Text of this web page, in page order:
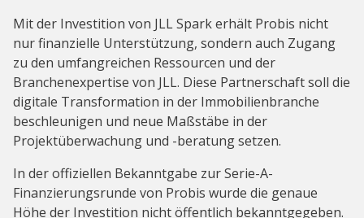
Mit der Investition von JLL Spark erhält Probis nicht
nur finanzielle Unterstützung, sondern auch Zugang
zu den umfangreichen Ressourcen und der
Branchenexpertise von JLL. Diese Partnerschaft soll die
digitale Transformation in der Immobilienbranche
beschleunigen und neue Maßstäbe in der
Projektüberwachung und -beratung setzen.
In der offiziellen Bekanntgabe zur Serie-A-
Finanzierungsrunde von Probis wurde die genaue
Höhe der Investition nicht öffentlich bekanntgegeben.